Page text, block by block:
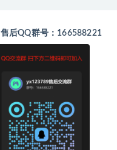
售后QQ群号：166588221